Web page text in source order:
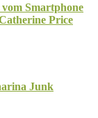
Smartphone
Price
Junk